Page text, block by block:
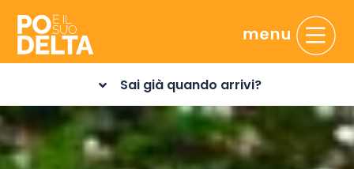
Sai già quando arrivi?